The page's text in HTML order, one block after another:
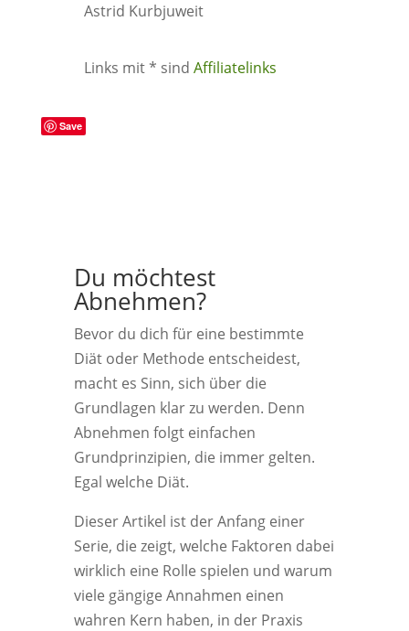
Astrid Kurbjuweit
Links mit * sind Affiliatelinks
Save
Du möchtest
Abnehmen?
Bevor du dich für eine bestimmte
Diät oder Methode entscheidest,
macht es Sinn, sich über die
Grundlagen klar zu werden. Denn
Abnehmen folgt einfachen
Grundprinzipien, die immer gelten.
Egal welche Diät.
Dieser Artikel ist der Anfang einer
Serie, die zeigt, welche Faktoren dabei
wirklich eine Rolle spielen und warum
viele gängige Annahmen einen
wahren Kern haben, in der Praxis